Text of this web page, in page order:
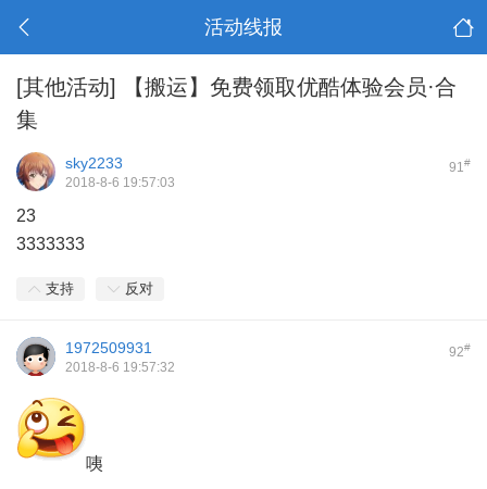
活动线报
[其他活动]
【搬运】免费领取优酷体验会员·合
集
91#
sky2233
2018-8-6 19:57:03
23
3333333
支持 反对
92#
1972509931
2018-8-6 19:57:32
咦